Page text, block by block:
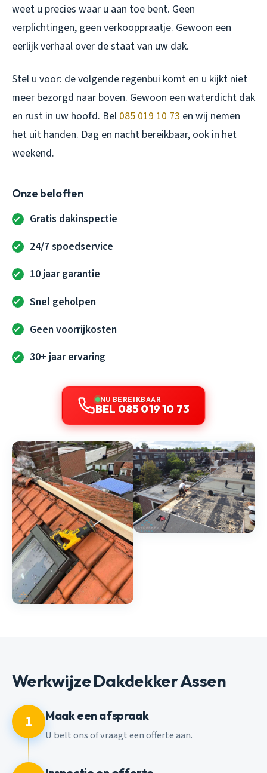
weet u precies waar u aan toe bent. Geen
verplichtingen, geen verkooppraatje. Gewoon een
eerlijk verhaal over de staat van uw dak.
Stel u voor: de volgende regenbui komt en u kijkt niet
meer bezorgd naar boven. Gewoon een waterdicht dak
en rust in uw hoofd. Bel 085 019 10 73 en wij nemen
het uit handen. Dag en nacht bereikbaar, ook in het
weekend.
Onze beloften
Gratis dakinspectie
24/7 spoedservice
10 jaar garantie
Snel geholpen
Geen voorrijkosten
30+ jaar ervaring
NU BEREIKBAAR
BEL 085 019 10 73
Werkwijze Dakdekker Assen
1 Maak een afspraak
U belt ons of vraagt een offerte aan.